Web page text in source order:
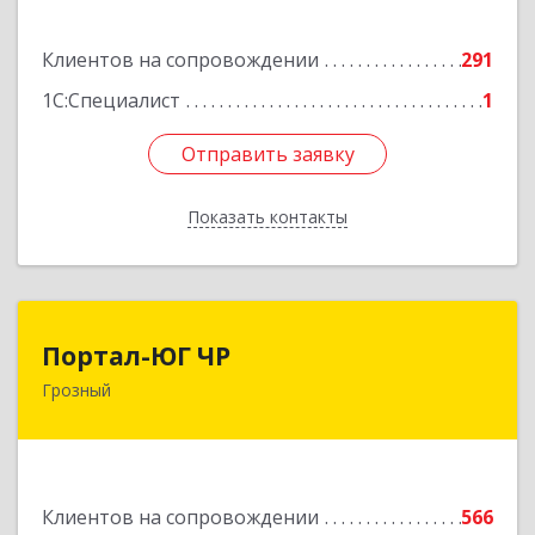
Клиентов на сопровождении
291
1С:Специалист
1
Отправить заявку
Показать контакты
Подробнее
Отправить заявку
Назад
Портал-ЮГ ЧР
Грозный
Клиентов на сопровождении
566
364906, Чеченская Респ, Грозный г, Путина пр-